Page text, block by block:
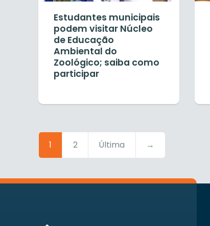
Estudantes municipais
podem visitar Núcleo
de Educação
Ambiental do
Zoológico; saiba como
participar
1 2 Última →